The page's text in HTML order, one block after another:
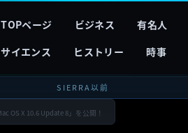
TOPページ ビジネス 有名人
サイエンス
ヒストリー 時事
SIERRA以前
OS X 10.6 Update 8」を公開！